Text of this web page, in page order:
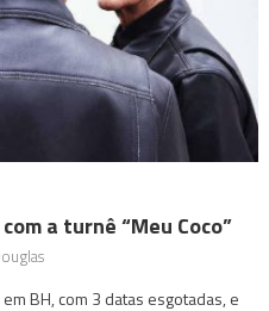
a turnê “Meu Coco”
BH, com 3 datas esgotadas, e